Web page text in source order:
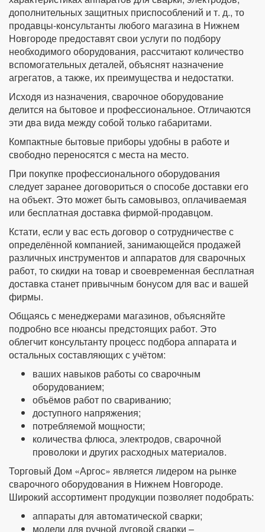
дополнительных защитных приспособлений и т. д., то
продавцы-консультанты любого магазина в Нижнем
Новгороде предоставят свои услуги по подбору
необходимого оборудования, рассчитают количество
вспомогательных деталей, объяснят назначение
агрегатов, а также, их преимущества и недостатки.
Исходя из назначения, сварочное оборудование
делится на бытовое и профессиональное. Отличаются
эти два вида между собой только габаритами.
Компактные бытовые приборы удобны в работе и
свободно переносятся с места на место.
При покупке профессионального оборудования
следует заранее договориться о способе доставки его
на объект. Это может быть самовывоз, оплачиваемая
или бесплатная доставка фирмой-продавцом.
Кстати, если у вас есть договор о сотрудничестве с
определённой компанией, занимающейся продажей
различных инструментов и аппаратов для сварочных
работ, то скидки на товар и своевременная бесплатная
доставка станет привычным бонусом для вас и вашей
фирмы.
Общаясь с менеджерами магазинов, объясняйте
подробно все нюансы предстоящих работ. Это
облегчит консультанту процесс подбора аппарата и
остальных составляющих с учётом:
ваших навыков работы со сварочным
оборудованием;
объёмов работ по свариванию;
доступного напряжения;
потребляемой мощности;
количества флюса, электродов, сварочной
проволоки и других расходных материалов.
Торговый Дом «Аргос» является лидером на рынке
сварочного оборудования в Нижнем Новгороде.
Широкий ассортимент продукции позволяет подобрать:
аппараты для автоматической сварки;
модели для ручной дуговой сварки –